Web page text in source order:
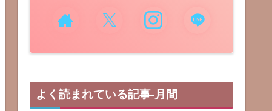
よく読まれている記事-月間